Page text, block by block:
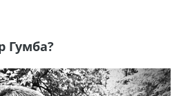
Гумба?